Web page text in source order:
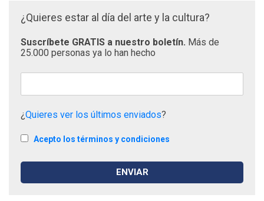
¿Quieres estar al día del arte y la cultura?
Suscríbete GRATIS a nuestro boletín. Más de
25.000 personas ya lo han hecho
¿Quieres ver los últimos enviados?
Acepto los términos y condiciones